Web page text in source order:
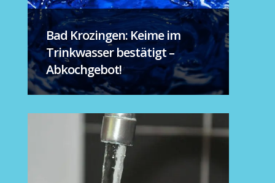
Bad Krozingen: Keime im
Trinkwasser bestätigt –
Abkochgebot!